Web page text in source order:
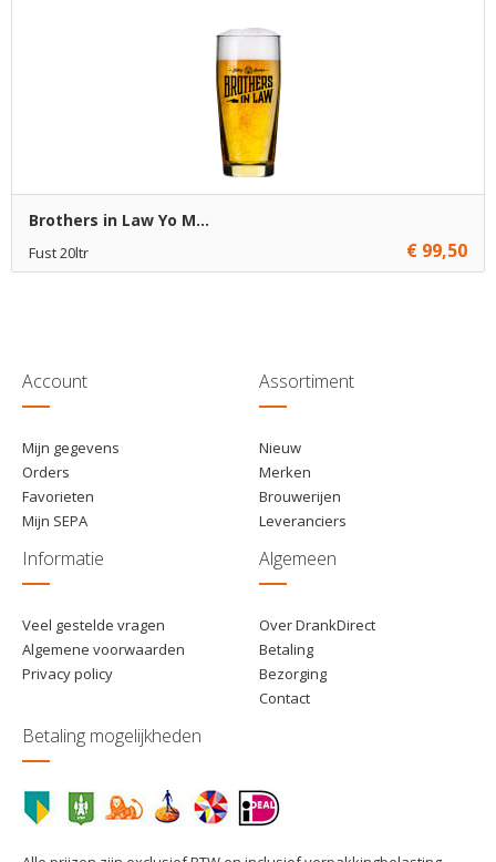
Brothers in Law Yo M...
Fust 20ltr € 99,50
Account
Mijn gegevens
Orders
Favorieten
Mijn SEPA
Assortiment
Nieuw
Merken
Brouwerijen
Leveranciers
Informatie
Veel gestelde vragen
Algemene voorwaarden
Privacy policy
Algemeen
Over DrankDirect
Betaling
Bezorging
Contact
Betaling mogelijkheden